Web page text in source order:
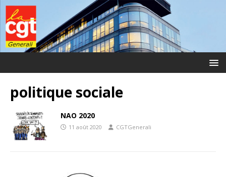
politique sociale
NAO 2020
11 août 2020 CGTGenerali